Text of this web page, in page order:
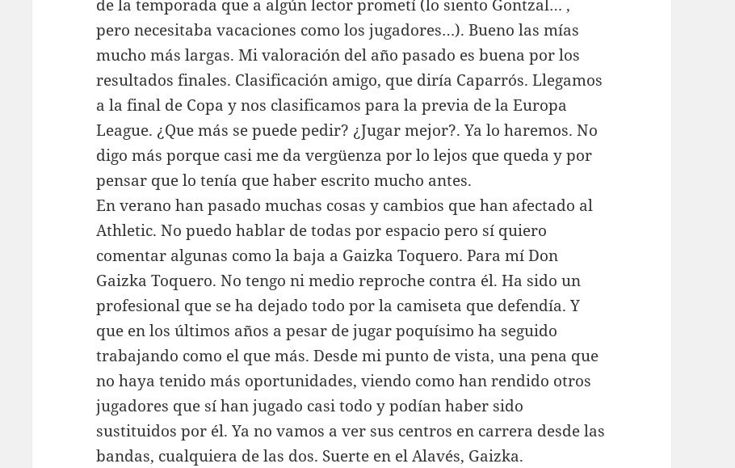
de la temporada que a algún lector prometí (lo siento Gontzal… ,
pero necesitaba vacaciones como los jugadores…). Bueno las mías
mucho más largas. Mi valoración del año pasado es buena por los
resultados finales. Clasificación amigo, que diría Caparrós. Llegamos
a la final de Copa y nos clasificamos para la previa de la Europa
League. ¿Que más se puede pedir? ¿Jugar mejor?. Ya lo haremos. No
digo más porque casi me da vergüenza por lo lejos que queda y por
pensar que lo tenía que haber escrito mucho antes.
En verano han pasado muchas cosas y cambios que han afectado al
Athletic. No puedo hablar de todas por espacio pero sí quiero
comentar algunas como la baja a Gaizka Toquero. Para mí Don
Gaizka Toquero. No tengo ni medio reproche contra él. Ha sido un
profesional que se ha dejado todo por la camiseta que defendía. Y
que en los últimos años a pesar de jugar poquísimo ha seguido
trabajando como el que más. Desde mi punto de vista, una pena que
no haya tenido más oportunidades, viendo como han rendido otros
jugadores que sí han jugado casi todo y podían haber sido
sustituidos por él. Ya no vamos a ver sus centros en carrera desde las
bandas, cualquiera de las dos. Suerte en el Alavés, Gaizka.